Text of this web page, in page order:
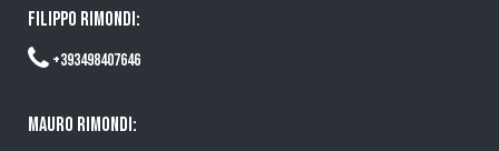
FILIPPO RIMONDI:
+393498407646
MAURO RIMONDI: